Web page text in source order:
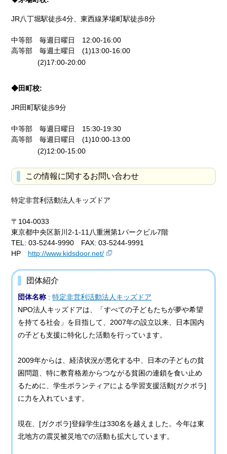
JR八丁堀駅徒歩4分、東西線茅場町駅徒歩8分
中等部 毎週日曜日 12:00-16:00
高等部 毎週土曜日 (1)13:00-16:00
(2)17:00-20:00
◆田町校:
JR田町駅徒歩9分
中等部 毎週日曜日 15:30-19:30
高等部 毎週日曜日 (1)10:00-13:00
(2)12:00-15:00
この情報に関するお問い合わせ
特定非営利活動法人キッズドア
〒104-0033
東京都中央区新川2-1-11八重洲第1パークビル7階
TEL: 03-5244-9990 FAX: 03-5244-9991
HP http://www.kidsdoor.net/
団体紹介
団体名称 :特定非営利活動法人キッズドア
NPO法人キッズドアは、「すべての子どもたちが夢や希望
を持てる社会」を目指して、2007年の設立以来、日本国内
の子ども支援に特化した活動を行っています。
2009年からは、経済状況が悪化する中、日本の子どもの貧
困問題、特に教育格差からつながる貧困の連鎖を食い止め
るために、学生ボランティアによる学習支援活動[ガクボラ]
に力を入れています。
現在、[ガクボラ]登録学生は330名を越えました。今年は東
北地方の震災被災地での活動も拡大しています。